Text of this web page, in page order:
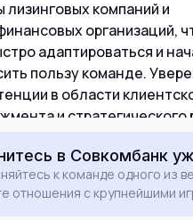
лизинговых компаний и
организаций,
адаптироваться и
пользу команде.
в области
и стратегического
Совкомбанка.
в Совкомбанк
к команде одного из
отношения с крупнейшими